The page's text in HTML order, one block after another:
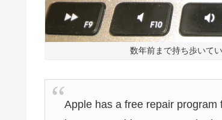
数年前まで持ち歩いて
Apple has a free repair